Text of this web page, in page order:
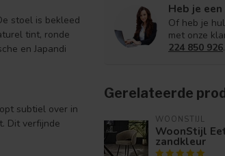
stoel is bekleed
tint, ronde
en Japandi
subtiel over in
Dit verfijnde
Heb je
Of heb je
met onze
224 850 926
Gerelateerde
WOONSTIJL
WoonStijl
zandkleur